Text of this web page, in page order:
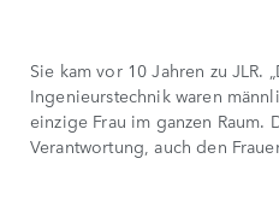
Sie kam vor 10 Jahren zu JLR.
Ingenieurstechnik waren
einzige Frau im ganzen Raum.
Verantwortung, auch den